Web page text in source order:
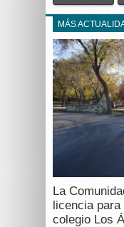
MÁS
La
licencia para
colegio Los